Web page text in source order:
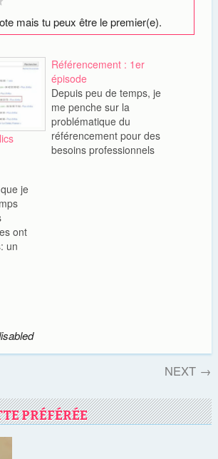
mais tu peux être le premier(e).
Référencement : 1er
épisode
Depuis peu de temps, je
me penche sur la
problématique du
référencement pour des
besoins professionnels
je
ont
un
39
NEXT →
PRÉFÉRÉE